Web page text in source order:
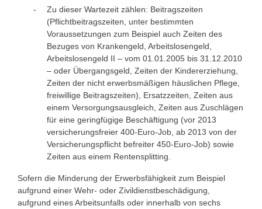
Zu dieser Wartezeit zählen: Beitragszeiten
(Pflichtbeitragszeiten, unter bestimmten
Voraussetzungen zum Beispiel auch Zeiten des
Bezuges von Krankengeld, Arbeitslosengeld,
Arbeitslosengeld II – vom 01.01.2005 bis 31.12.2010
– oder Übergangsgeld, Zeiten der Kindererziehung,
Zeiten der nicht erwerbsmäßigen häuslichen Pflege,
freiwillige Beitragszeiten), Ersatzzeiten, Zeiten aus
einem Versorgungsausgleich, Zeiten aus Zuschlägen
für eine geringfügige Beschäftigung (vor 2013
versicherungsfreier 400-Euro-Job, ab 2013 von der
Versicherungspflicht befreiter 450-Euro-Job) sowie
Zeiten aus einem Rentensplitting.
Sofern die Minderung der Erwerbsfähigkeit zum Beispiel
aufgrund einer Wehr- oder Zivildienstbeschädigung,
aufgrund eines Arbeitsunfalls oder innerhalb von sechs